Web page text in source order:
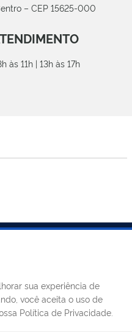
– CEP 15625-000
às 11h | 13h às 17h
sua experiência de
você aceita o uso de
Política de Privacidade.